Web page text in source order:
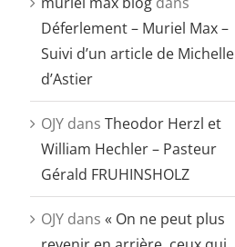
Déferlement – Muriel Max –
Suivi d’un article de Michelle
d’Astier
OJYdans Theodor Herzl et
William Hechler – Pasteur
Gérald FRUHINSHOLZ
OJYdans « On ne peut plus